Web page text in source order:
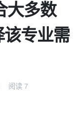
大多数
专业需
阅读 7